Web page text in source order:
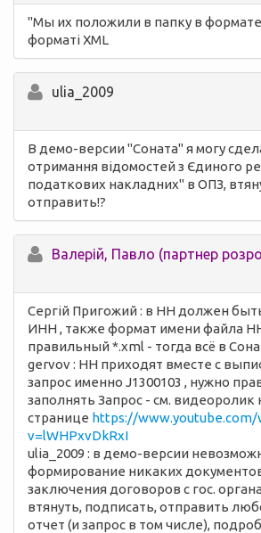
"Мы их положили в папку в формате
форматі XML
ulia_2009
В демо-версии "Соната" я могу
отримання відомостей з Єдиного
податкових накладних" в ОПЗ,
отправить!?
Валерій, Павло (партнер
Сергій Пригожий : в НН должен
ИНН , также формат имени файла
правильный *.xml - тогда всё в
gervov : НН приходят вместе с
запрос именно J1300103 , нужно
заполнять Запрос - см. видеоролик
странице https://www.youtube.com/
v=lWHPxvDkRxI
ulia_2009 : в демо-версии
формирование никаких
заключения договоров с гос.
втянуть, подписать, отправить
отчет (и запрос в том числе),